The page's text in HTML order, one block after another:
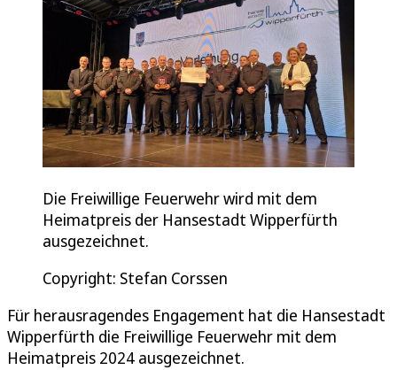
Die Freiwillige Feuerwehr wird mit dem
Heimatpreis der Hansestadt Wipperfürth
ausgezeichnet.
Copyright: Stefan Corssen
Für herausragendes Engagement hat die Hansestadt
Wipperfürth die Freiwillige Feuerwehr mit dem
Heimatpreis 2024 ausgezeichnet.